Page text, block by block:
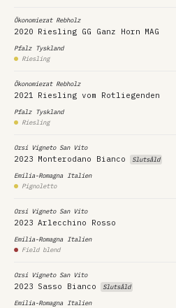
Ökonomierat Rebholz
2020 Riesling GG Ganz Horn MAG
Pfalz
Tyskland
Riesling
Ökonomierat Rebholz
2021 Riesling vom Rotliegenden
Pfalz
Tyskland
Riesling
Orsi Vigneto San Vito
2023 Monterodano Bianco Slutsåld
Emilia-Romagna Italien
Pignoletto
Orsi Vigneto San Vito
2023 Arlecchino Rosso
Emilia-Romagna Italien
Field blend
Orsi Vigneto San Vito
2023 Sasso Bianco Slutsåld
Emilia-Romagna Italien